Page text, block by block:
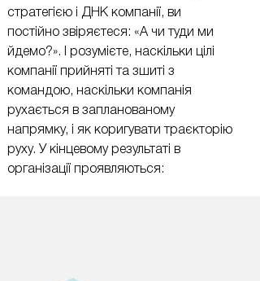
стратегією і ДНК компанії, ви
постійно звіряєтеся: «А чи туди ми
йдемо?». І розумієте, наскільки цілі
компанії прийняті та зшиті з
командою, наскільки компанія
рухається в запланованому
напрямку, і як коригувати траєкторію
руху. У кінцевому результаті в
організації проявляються: